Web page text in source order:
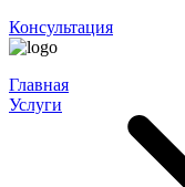
Консультация
Главная
Услуги